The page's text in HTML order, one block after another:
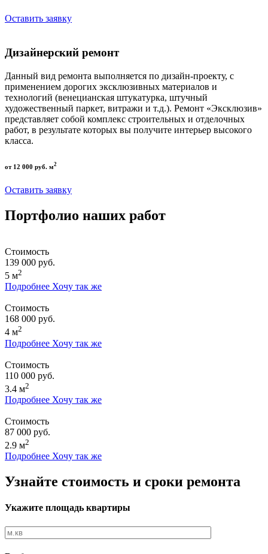
Оставить заявку
Дизайнерский ремонт
Данный вид ремонта выполняется по дизайн-проекту, с
применением дорогих эксклюзивных материалов и
технологий (венецианская штукатурка, штучный
художественный паркет, витражи и т.д.). Ремонт «Эксклюзив»
представляет собой комплекс строительных и отделочных
работ, в результате которых вы получите интерьер высокого
класса.
от 12 000 руб. м2
Оставить заявку
Портфолио наших работ
Стоимость
139 000 руб.
5 м2
Подробнее Хочу так же
Стоимость
168 000 руб.
4 м2
Подробнее Хочу так же
Стоимость
110 000 руб.
3.4 м2
Подробнее Хочу так же
Стоимость
87 000 руб.
2.9 м2
Подробнее Хочу так же
Узнайте стоимость и сроки ремонта
Укажите площадь квартиры